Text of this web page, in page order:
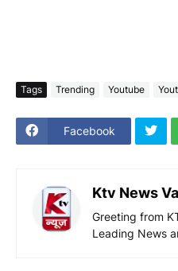
Tags Trending Youtube
Facebook
Ktv News
Greeting from
Leading News